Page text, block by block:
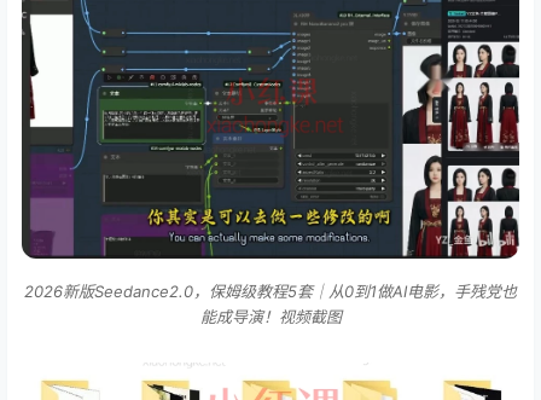
2026新版Seedance2.0，保姆级教程5套｜从0到1做AI电影，手残党也
能成导演！视频截图